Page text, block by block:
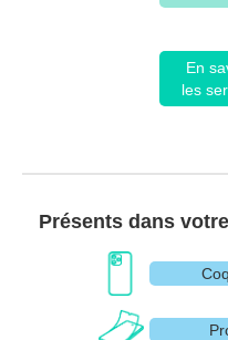
En
les
Présents dans